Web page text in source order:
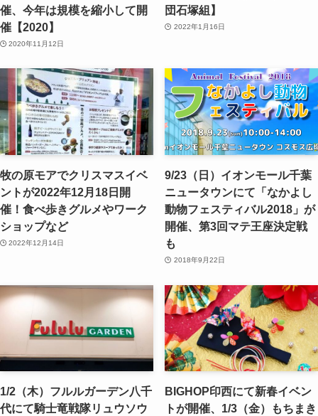
催、今年は規模を縮小して開
催【2020】
2020年11月12日
団石塚組】
2022年1月16日
牧の原モアでクリスマスイベ
ントが2022年12月18日開
催！食べ歩きグルメやワーク
ショップなど
2022年12月14日
9/23（日）イオンモール千葉
ニュータウンにて「なかよし
動物フェスティバル2018」が
開催、第3回マテ王座決定戦
も
2018年9月22日
1/2（木）フルルガーデン八千
代にて騎士竜戦隊リュウソウ
BIGHOP印西にて新春イベン
トが開催、1/3（金）もちまき